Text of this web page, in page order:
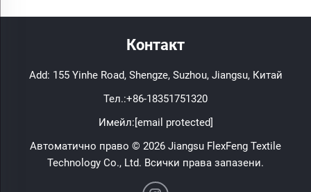
Контакт
Add: 155 Yinhe Road, Shengze, Suzhou, Jiangsu, Китай
Тел.:+86-18351751320
Имейл: [email protected]
Автоматично право © 2026 Jiangsu FlexFeng Textile
Technology Co., Ltd. Всички права запазени.